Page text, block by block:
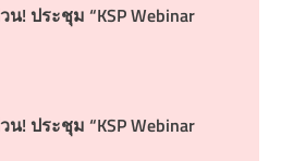
! ประชุม “KSP Webinar
! ประชุม “KSP Webinar